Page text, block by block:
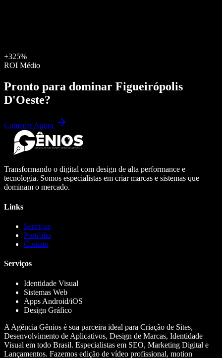
+325%
ROI Médio
Pronto para dominar Figueirópolis
D'Oeste?
Começar Agora
Transformando o digital com design de alta performance e
tecnologia. Somos especialistas em criar marcas e sistemas que
dominam o mercado.
Links
Serviços
Portfólio
Contato
Serviços
Identidade Visual
Sistemas Web
Apps Android/iOS
Design Gráfico
A Agência Gênios é sua parceira ideal para Criação de Sites,
Desenvolvimento de Aplicativos, Design de Marcas, Identidade
Visual em todo Brasil. Especialistas em SEO, Marketing Digital e
Lançamentos. Fazemos edição de vídeo profissional, motion